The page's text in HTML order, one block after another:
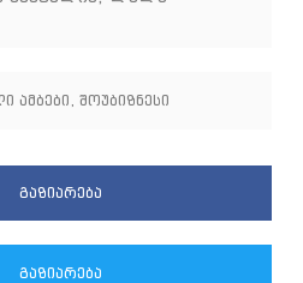
ამბები , შოუბიზნესი
გაზიარება
გაზიარება